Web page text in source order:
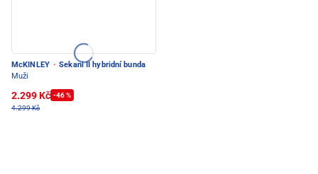
McKINLEY · Sekani II hybridní bunda
Muži
2.299 Kč -46 %
4.299 Kč